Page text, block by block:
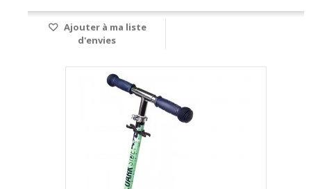
Ajouter à ma liste
d'envies